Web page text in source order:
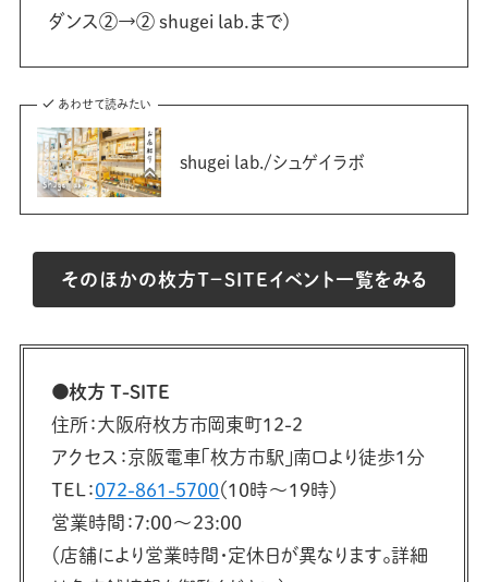
ダンス②→② shugei lab.まで)
あわせて読みたい
shugei lab./シュゲイラボ
そのほかの枚方Ｔ−SITEイベント一覧をみる
●枚方 T-SITE
住所：大阪府枚方市岡東町12-2
アクセス：京阪電車「枚方市駅」南口より徒歩1分
TEL：072-861-5700（10時〜19時）
営業時間：7:00〜23:00
（店舗により営業時間・定休日が異なります。詳細